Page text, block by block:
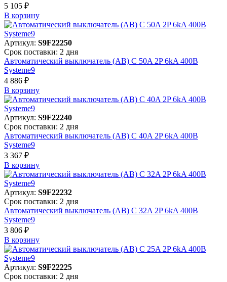
5 105 ₽
В корзинy
Артикул: S9F22250
Срок поставки: 2 дня
Автоматический выключатель (АВ) C 50A 2P 6kA 400В
Systeme9
4 886 ₽
В корзинy
Артикул: S9F22240
Срок поставки: 2 дня
Автоматический выключатель (АВ) C 40A 2P 6kA 400В
Systeme9
3 367 ₽
В корзинy
Артикул: S9F22232
Срок поставки: 2 дня
Автоматический выключатель (АВ) C 32A 2P 6kA 400В
Systeme9
3 806 ₽
В корзинy
Артикул: S9F22225
Срок поставки: 2 дня